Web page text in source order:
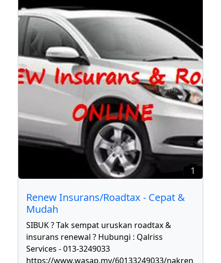
1
Renew Insurans/Roadtax - Cepat &
Mudah
SIBUK ? Tak sempat uruskan roadtax &
insurans renewal ? Hubungi : Qalriss
Services - 013-3249033
https://www.wasap.my/60133249033/nakren